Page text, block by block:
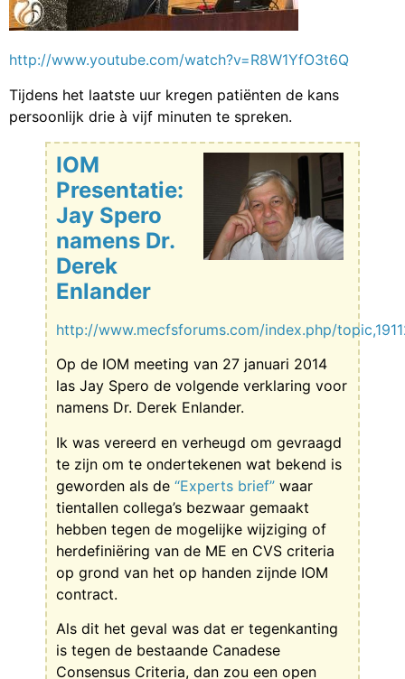
http://www.youtube.com/watch?v=R8W1YfO3t6Q
Tijdens het laatste uur kregen patiënten de kans
persoonlijk drie à vijf minuten te spreken.
IOM
Presentatie:
Jay Spero
namens Dr.
Derek
Enlander
http://www.mecfsforums.com/index.php/
Op de IOM meeting van 27 januari 2014
las Jay Spero de volgende verklaring voor
namens Dr. Derek Enlander.
Ik was vereerd en verheugd om gevraagd
te zijn om te ondertekenen wat bekend is
geworden als de “Experts brief” waar
tientallen collega’s bezwaar gemaakt
hebben tegen de mogelijke wijziging of
herdefiniëring van de ME en CVS criteria
op grond van het op handen zijnde IOM
contract.
Als dit het geval was dat er tegenkanting
is tegen de bestaande Canadese
Consensus Criteria, dan zou een open